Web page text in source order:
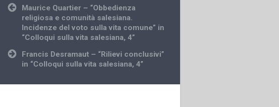
Post
navigation
Maurice Quartier – “Obbedienza
religiosa e comunità salesiana.
Incidenze del voto sulla vita comune” in
“Colloqui sulla vita salesiana, 4”
Francis Desramaut – “Rilievi conclusivi”
in “Colloqui sulla vita salesiana, 4”